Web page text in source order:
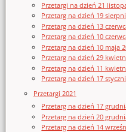
Przetargi na dzień 21
Przetarg na dzień 19
Przetarg na dzień 13
Przetarg na dzień 10
Przetarg na dzień 10 maja
Przetarg na dzień 29
Przetarg na dzień 11
Przetarg na dzień 17
Przetargi 2021
Przetarg na dzień 17
Przetarg na dzień 20
Przetarg na dzień 14